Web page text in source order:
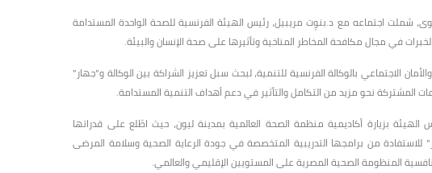
شملت اجتماعه مع د.بنوِت مريبيل، رئيس الهيئة الفرنسية للصحة الواحدة المستدامة
في مجال مكافحة المخاطر المناخية وتأثيرها على صحة الإنسان والبيئة.
الاجتماعي بالوكالة الفرنسية للتنمية، لبحث سبل تعزيز الشراكة بين الوكالة و”جهار”
المشتركة نحو مزيد من التكامل والتأثير في دعم أهداف التنمية المستدامة.
بزيارة أكاديمية منظمة الصحة العالمية بمدينة ليون، حيث اطّلع على قدراتها
من برامجها التدريبية المتخصصة في جودة الرعاية الصحية وسلامة المرضى
المنظومة الصحية المصرية على المستويين الإقليمي والعالمي.